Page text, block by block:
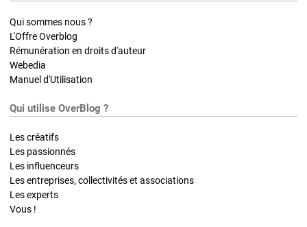
Qui sommes nous ?
L'Offre Overblog
Rémunération en droits d'auteur
Webedia
Manuel d'Utilisation
Qui utilise OverBlog ?
Les créatifs
Les passionnés
Les influenceurs
Les entreprises, collectivités et associations
Les experts
Vous !